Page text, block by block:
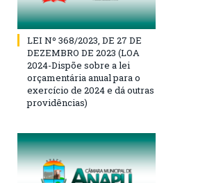
LEI Nº 368/2023, DE 27 DE
DEZEMBRO DE 2023 (LOA
2024-Dispõe sobre a lei
orçamentária anual para o
exercício de 2024 e dá outras
providências)